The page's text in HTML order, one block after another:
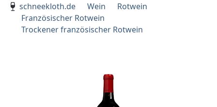
schneekloth.de
Wein
Rotwein
Französischer Rotwein
Trockener französischer Rotwein
Bildergalerie überspringen